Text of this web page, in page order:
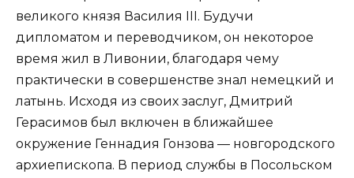
великого князя Василия III. Будучи
дипломатом и переводчиком, он некоторое
время жил в Ливонии, благодаря чему
практически в совершенстве знал немецкий и
латынь. Исходя из своих заслуг, Дмитрий
Герасимов был включен в ближайшее
окружение Геннадия Гонзова — новгородского
архиепископа. В период службы в Посольском